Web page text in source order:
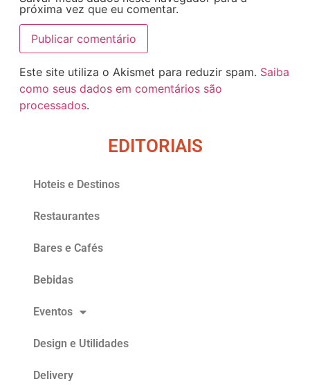
próxima vez que eu comentar.
Este site utiliza o Akismet para reduzir spam. Saiba
como seus dados em comentários são
processados.
EDITORIAIS
Hoteis e Destinos
Restaurantes
Bares e Cafés
Bebidas
Eventos
Design e Utilidades
Delivery